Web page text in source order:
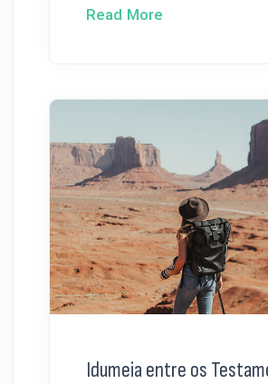
Read More
Idumeia entre os